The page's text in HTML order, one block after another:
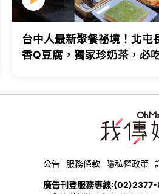
台中人最新聚餐祕境！北屯
香Q豆腐，獨家珍奶茶，必
公告 服務條款 隱私權政策
廣告刊登服務專線: